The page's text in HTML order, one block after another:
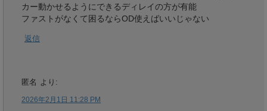
カー動かせるようにできるディレイの方が有能
ファストがなくて困るならOD使えばいいじゃない
返信
匿名 より:
2026年2月1日 11:28 PM